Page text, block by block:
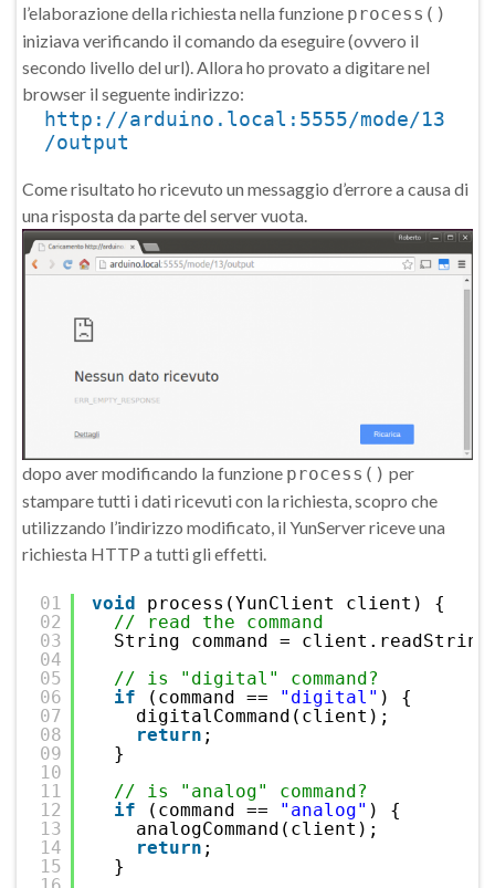
l’elaborazione della richiesta nella funzione process()
iniziava verificando il comando da eseguire (ovvero il
secondo livello del url). Allora ho provato a digitare nel
browser il seguente indirizzo:
http://arduino.local:5555/mode/13
/output
Come risultato ho ricevuto un messaggio d’errore a causa di
una risposta da parte del server vuota.
dopo aver modificando la funzione process() per
stampare tutti i dati ricevuti con la richiesta, scopro che
utilizzando l’indirizzo modificato, il YunServer riceve una
richiesta HTTP a tutti gli effetti.
01
02
03
04
05
06
07
08
09
10
11
12
13
14
15
void
process(YunClient client) {
// read the command
String command =
// is "digital" command?
if
(command == "digital" ) {
digitalCommand(client);
return ;
}
// is "analog" command?
if
(command == "analog" ) {
analogCommand(client);
return ;
}